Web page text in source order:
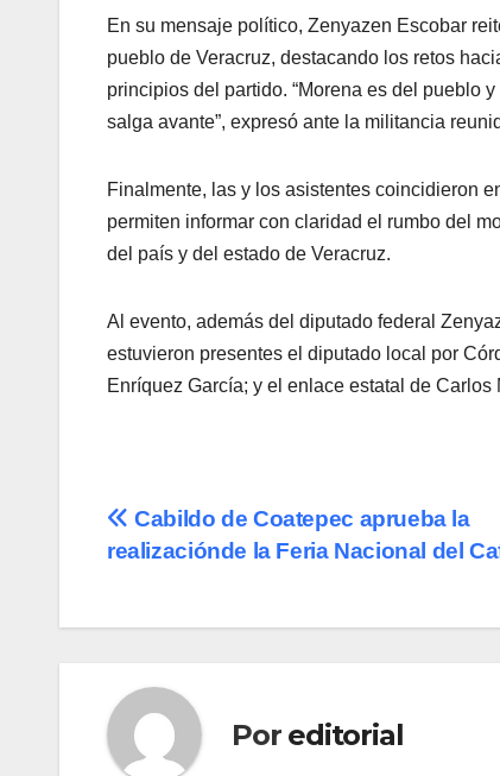
En su mensaje político, Zenyazen Escobar
pueblo de Veracruz, destacando los retos
principios del partido. “Morena es del pueblo
salga avante”, expresó ante la militancia
Finalmente, las y los asistentes coincidieron
permiten informar con claridad el rumbo del
del país y del estado de Veracruz.
Al evento, además del diputado federal
estuvieron presentes el diputado local por
Enríquez García; y el enlace estatal de Carlos
Navegación
entradas
Cabildo de Coatepec aprueba la
realizaciónde la Feria Nacional del
Por editorial